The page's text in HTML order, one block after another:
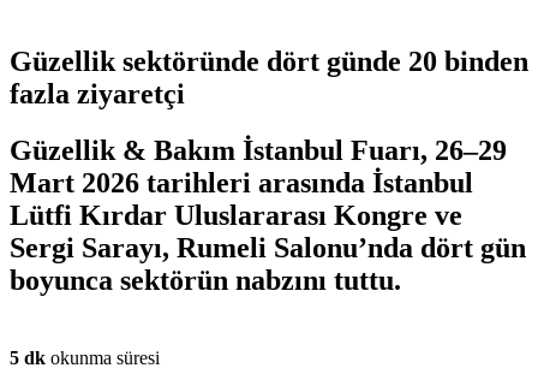
Güzellik sektöründe dört günde 20 binden
fazla ziyaretçi
Güzellik & Bakım İstanbul Fuarı, 26–29
Mart 2026 tarihleri arasında İstanbul
Lütfi Kırdar Uluslararası Kongre ve
Sergi Sarayı, Rumeli Salonu’nda dört gün
boyunca sektörün nabzını tuttu.
5 dk okunma süresi